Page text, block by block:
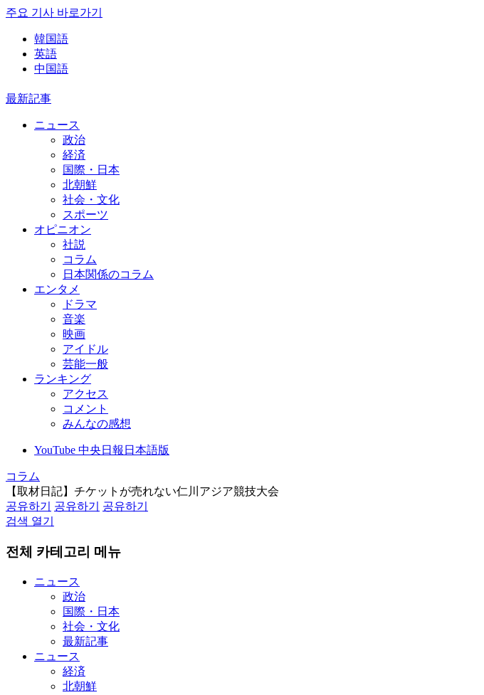
주요 기사 바로가기
韓国語
英語
中国語
最新記事
ニュース
政治
経済
国際・日本
北朝鮮
社会・文化
スポーツ
オピニオン
社説
コラム
日本関係のコラム
エンタメ
ドラマ
音楽
映画
アイドル
芸能一般
ランキング
アクセス
コメント
みんなの感想
YouTube 中央日報日本語版
コラム
【取材日記】チケットが売れない仁川アジア競技大会
공유하기
공유하기
공유하기
검색 열기
전체 카테고리 메뉴
ニュース
政治
国際・日本
社会・文化
最新記事
ニュース
経済
北朝鮮